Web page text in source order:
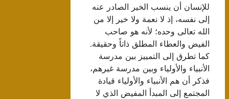
للإنسان أن ينسب الخير الصادر عنه
إلى نفسه، إذ لا نعمة ولا خير إلا من
الله تعالى وحده؛ لأنه هو صاحب
الفيض والعطاء المطلق ذاتاً وحقيقة.
كما تطرق إلى التمييز بين مدرسة
الأنبياء والأولياء وبين مدرسة غيرهم،
فذكر أن هم الأنبياء والأولياء قيادة
المجتمع إلى المبدأ المفيض الذي لا